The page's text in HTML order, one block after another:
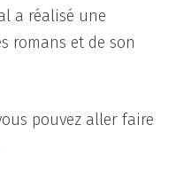
a réalisé une
romans et de son
pouvez aller faire